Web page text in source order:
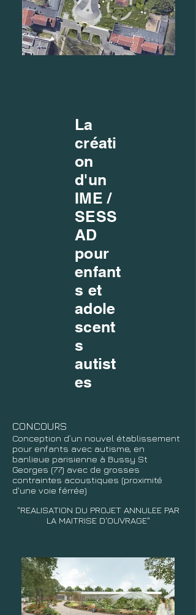
La
créati
on
d'un
IME /
SESS
AD
pour
enfant
s et
adole
scent
s
autist
es
CONCOURS
Conception d’un nouvel établissement
pour enfants avec autisme, en
banlieue parisienne à Bussy St
Georges (77) avec de grosses
contraintes acoustiques (proximité
d'une voie férrée)
"REALISATION DU PROJET ANNULEE PAR
LA MAITRISE D'OUVRAGE"